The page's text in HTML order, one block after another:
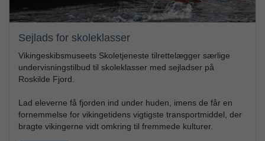
Sejlads for skoleklasser
Vikingeskibsmuseets Skoletjeneste tilrettelægger særlige
undervisningstilbud til skoleklasser med sejladser på
Roskilde Fjord.
Lad eleverne få fjorden ind under huden, imens de får en
fornemmelse for vikingetidens vigtigste transportmiddel, der
bragte vikingerne vidt omkring til fremmede kulturer.